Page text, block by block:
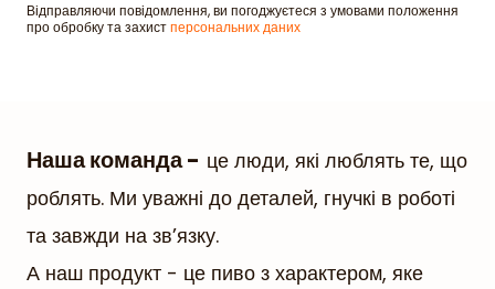
Відправляючи повідомлення, ви погоджуєтеся з умовами положення
про обробку та захистперсональних даних
Наша команда - це люди, які люблять те, що
роблять. Ми уважні до деталей, гнучкі в роботі
та завжди на зв’язку.
А наш продукт - це пиво з характером, яке